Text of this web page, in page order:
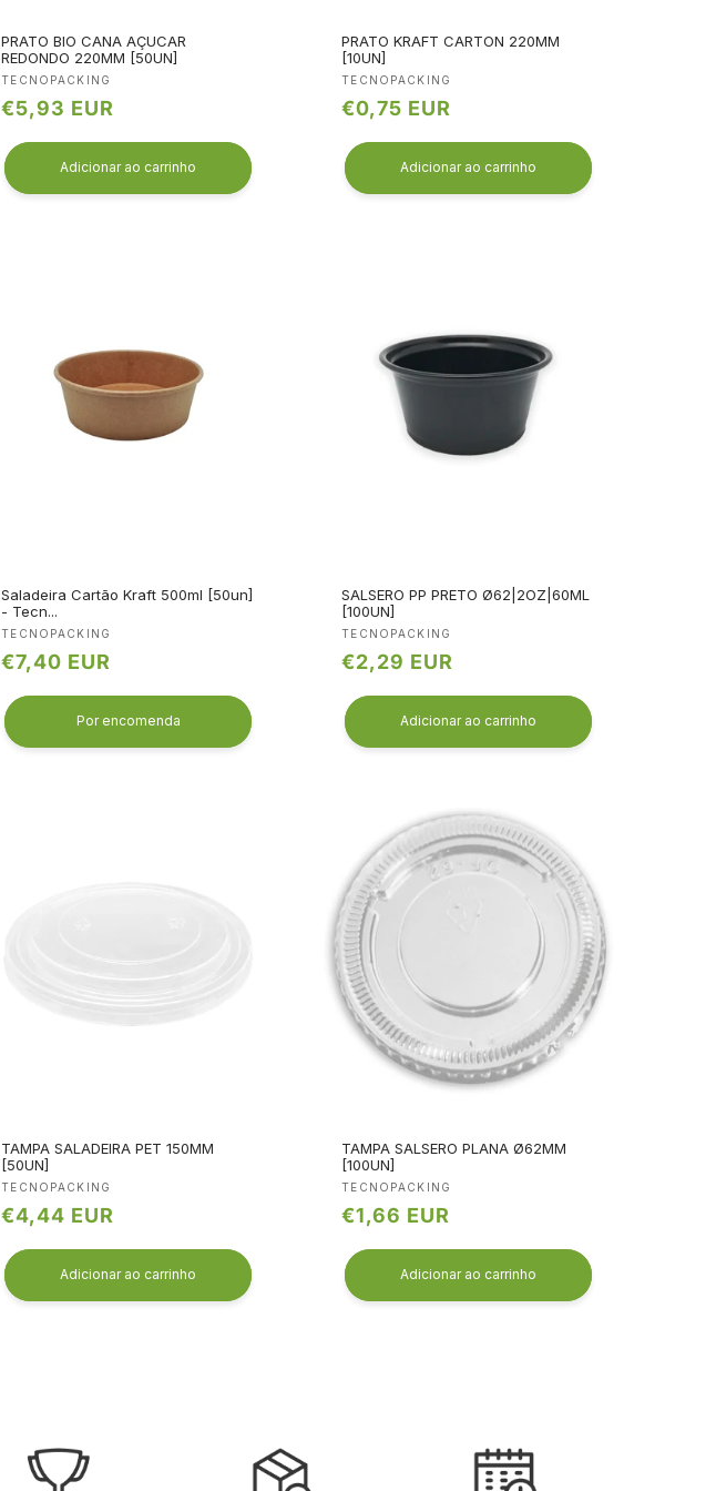
PRATO BIO CANA AÇUCAR
REDONDO 220MM [50UN]
Fornecedor:
TECNOPACKING
Preço
normal
€5,93 EUR
Adicionar ao carrinho
PRATO KRAFT CARTON 220MM
[10UN]
Fornecedor:
TECNOPACKING
Preço
normal
€0,75 EUR
Adicionar ao carrinho
Saladeira Cartão Kraft 500ml [50un]
- Tecn...
Fornecedor:
TECNOPACKING
Preço
normal
€7,40 EUR
Por encomenda
SALSERO PP PRETO Ø62|2OZ|60ML
[100UN]
Fornecedor:
TECNOPACKING
Preço
normal
€2,29 EUR
Adicionar ao carrinho
TAMPA SALADEIRA PET 150MM
[50UN]
Fornecedor:
TECNOPACKING
Preço
normal
€4,44 EUR
Adicionar ao carrinho
TAMPA SALSERO PLANA Ø62MM
[100UN]
Fornecedor:
TECNOPACKING
Preço
normal
€1,66 EUR
Adicionar ao carrinho